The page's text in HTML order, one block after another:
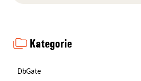
Kategorie
DbGate